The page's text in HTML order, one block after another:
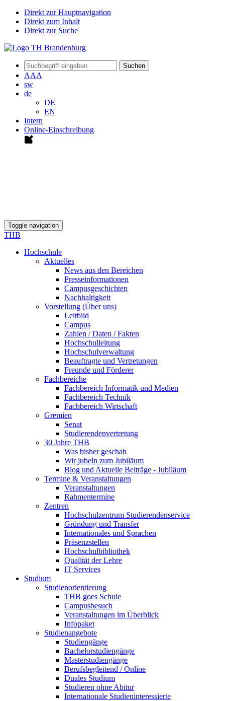
Direkt zur Hauptnavigation
Direkt zum Inhalt
Direkt zur Suche
Suchen
AAA
sw
de
DE
EN
Intern
Online-Einschreibung
Toggle navigation
THB
Hochschule
Aktuelles
News aus den Bereichen
Presseinformationen
Campusgeschichten
Nachhaltigkeit
Vorstellung (Über uns)
Leitbild
Campus
Zahlen / Daten / Fakten
Hochschulleitung
Hochschulverwaltung
Beauftragte und Vertretungen
Freunde und Förderer
Fachbereiche
Fachbereich Informatik und Medien
Fachbereich Technik
Fachbereich Wirtschaft
Gremien
Senat
Studierendenvertretung
30 Jahre THB
Was bisher geschah
Wir jubeln zum Jubiläum
Blog und Aktuelle Beiträge - Jubiläum
Termine & Veranstaltungen
Veranstaltungen
Rahmentermine
Zentren
Hochschulzentrum Studierendenservice
Gründung und Transfer
Internationales und Sprachen
Präsenzstellen
Hochschulbibliothek
Qualität der Lehre
IT Services
Studium
Studienorientierung
THB goes Schule
Campusbesuch
Veranstaltungen im Überblick
Infopaket
Studienangebote
Studiengänge
Bachelorstudiengänge
Masterstudiengänge
Berufsbegleitend / Online
Duales Studium
Studieren ohne Abitur
Internationale Studieninteressierte